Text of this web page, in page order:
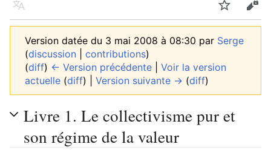
Langue Suivre
Version datée du 3 mai 2008 à 08:30 par Serge
(discussion contributions)
(diff) ← Version précédente
Voir la version
actuelle (diff) | Version suivante → (diff)
Livre 1. Le collectivisme pur et
son régime de la valeur